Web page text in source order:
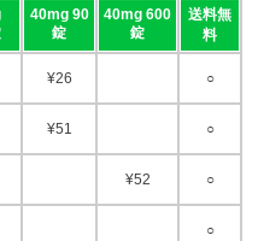
40mg 90
錠
40mg 600
錠
送料無
料
¥26 ○
¥51 ○
¥52 ○
○